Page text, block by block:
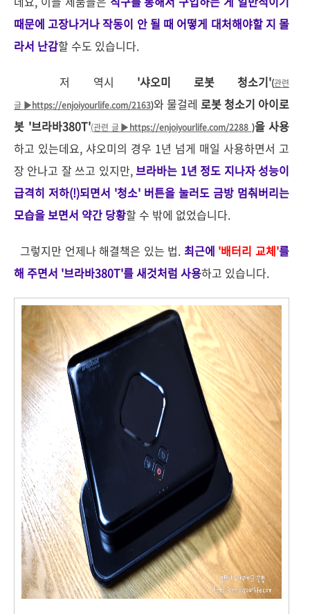
때문에 고장나거나 작동이 안 될 때 어떻게 대처해야할 지 몰
라서 난감할 수도 있습니다.
저 역시 '샤오미 로봇 청소기'(관련
글 ▶https://enjoiyourlife.com/2163)와 물걸레 로봇 청소기 아이로
봇 '브라바380T'(관련 글▶https://enjoiyourlife.com/2288 )을 사용
하고 있는데요, 샤오미의 경우 1년 넘게 매일 사용하면서 고
장 안나고 잘 쓰고 있지만,브라바는 1년 정도 지나자 성능이
급격히 저하(!)되면서 '청소' 버튼을 눌러도 금방 멈춰버리는
모습을 보면서 약간 당황할 수 밖에 없었습니다.
그렇지만 언제나 해결책은 있는 법. 최근에 '배터리 교체'를
해 주면서 '브라바380T'를 새것처럼 사용하고 있습니다.